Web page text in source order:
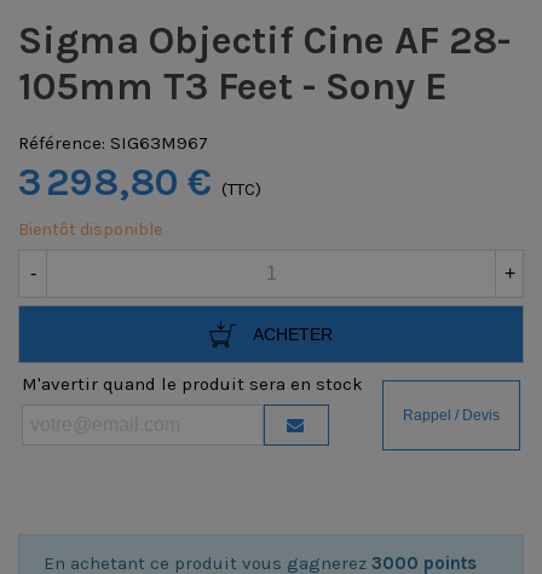
Sigma Objectif Cine AF 28-
105mm T3 Feet - Sony E
Référence: SIG63M967
3 298,80 € (TTC)
Bientôt disponible
- +
ACHETER
M'avertir quand le produit sera en stock
En achetant ce produit vous gagnerez 3000 points